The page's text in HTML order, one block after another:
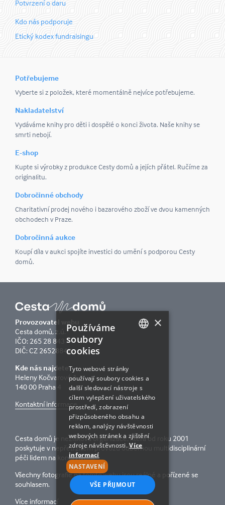
Potvrzení o daru
Kdo nás podporuje
Etický kodex fundraisingu
Potřebujeme
Vyberte si z položek, které momentálně nejvíce potřebujeme.
Nakladatelství
Vydáváme knihy pro děti i dospělé o konci života. Naše knihy se
smrti nebojí.
E-shop
Kupte si výrobky z produkce Cesty domů a jejích přátel. Ručíme za
originalitu.
Dobročinné obchody
Charitativní prodej nového i bazarového zboží ve dvou kamenných
obchodech v Praze.
Dobročinná aukce
Koupí díla v aukci spojíte investici do umění s podporou Cesty
domů.
Provozovatel webu
Cesta domů, z.ú.
IČO: 265 28 843
DIČ: CZ 26528843
Kde nás najdete
Heleny Kočvarové 1
140 00 Praha 4
Kontaktní informace
Cesta domů je nezisková organizace, která od roku 2001
poskytuje v nepřetržitém provozu odbornou multidisciplinární
péči lidem na konci života.
Všechny fotografie na tomto webu jsou reálné a pořízené se
souhlasem.
Více informací
×
Používáme
soubory
cookies
Tyto webové stránky
používají soubory cookies a
další sledovací nástroje s
cílem vylepšení uživatelského
prostředí, zobrazení
přizpůsobeného obsahu a
reklam, analýzy návštěvnosti
webových stránek a zjištění
zdroje návštěvnosti.Více
informací
NASTAVENÍ
VŠE PŘIJMOUT